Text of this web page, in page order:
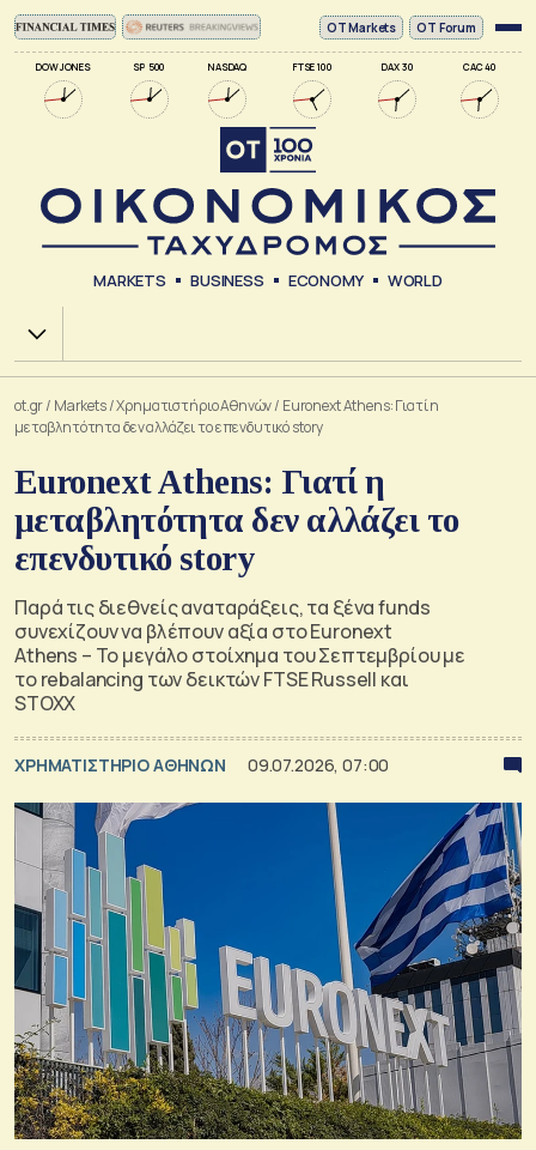
DOW JONES SP 500 NASDAQ FTSE 100 DAX 30 CAC 40
ΟΤ Markets OT Forum
MARKETS BUSINESS ECONOMY WORLD
Χ.Α.
ot.gr/ Markets/Xρηματιστήριο Αθηνών/ Euronext Athens: Γιατί η
μεταβλητότητα δεν αλλάζει το επενδυτικό story
Euronext Athens: Γιατί η
μεταβλητότητα δεν αλλάζει το
επενδυτικό story
Παρά τις διεθνείς αναταράξεις, τα ξένα funds
συνεχίζουν να βλέπουν αξία στο Euronext
Athens – Το μεγάλο στοίχημα του Σεπτεμβρίου με
το rebalancing των δεικτών FTSE Russell και
STOXX
XΡΗΜΑΤΙΣΤΗΡΙΟ ΑΘΗΝΩΝ 09.07.2026, 07:00